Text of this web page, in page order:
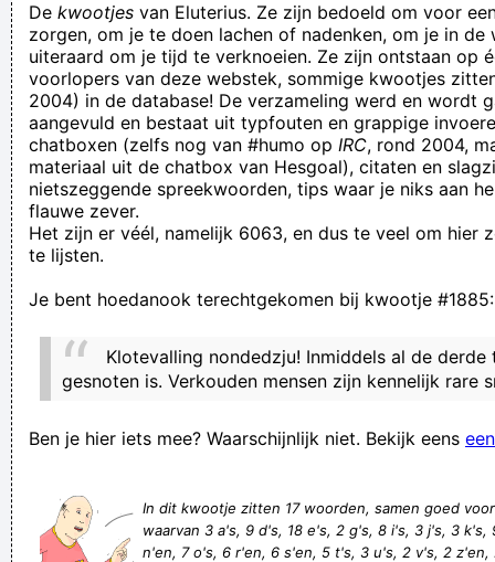
dàt huis ergens vuil ondergoed ligt... Brrr!!
...en dat los je dan maar op door wat met stront te gooien of
hoe moet ik het zien!?
Groetjes, Bernie Van Grout
RSCA - KVM: Thoelen krijgt rode kaart. Wie gaan ze nu in
Thoel zetten?
birdy68: ze zouden beter de buurt rond sclessin renoveren
Zwijg uw lip jong, weet ge !!
als ik sie jou krijge van mij één klap in jouw gesich dan mag te
jouw gesich kapoet klootsak
en Schreuder er niet uitgooien kijk ik in ieder geval niet meer.
we moeten de handen uit de mouwen stropen
Héét ter mich toch eine inne wasbak geshiete biej de
De kwootjes van Eluterius. Ze zijn bedoeld om voor
zorgen, om je te doen lachen of nadenken, om je in de
uiteraard om je tijd te verknoeien. Ze zijn ontstaan op
voorlopers van deze webstek, sommige kwootjes
2004) in de database! De verzameling werd en wordt
aangevuld en bestaat uit typfouten en grappige
chatboxen (zelfs nog van #humo op IRC, rond 2004,
materiaal uit de chatbox van Hesgoal), citaten en
nietszeggende spreekwoorden, tips waar je niks aan
flauwe zever.
Het zijn er véél, namelijk 6063, en dus te veel om hier
te lijsten.
Je bent hoedanook terechtgekomen bij kwootje #1885:
Klotevalling nondedzju! Inmiddels al de
gesnoten is. Verkouden mensen zijn kennelijk rare
Ben je hier iets mee? Waarschijnlijk niet. Bekijk eens
In dit kwootje zitten 17 woorden, samen goed
waarvan 3 a's, 9 d's, 18 e's, 2 g's, 8 i's, 3 j's, 3 k's,
n'en, 7 o's, 6 r'en, 6 s'en, 5 t's, 3 u's, 2 v's, 2 z'en,